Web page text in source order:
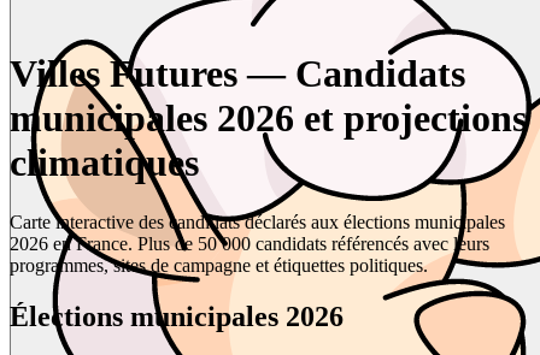
Villes Futures — Candidats
municipales 2026 et projections
climatiques
Carte interactive des candidats déclarés aux élections municipales
2026 en France. Plus de 50 000 candidats référencés avec leurs
programmes, sites de campagne et étiquettes politiques.
Élections municipales 2026